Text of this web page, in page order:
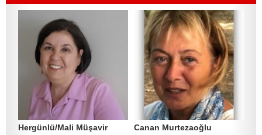
Hergünlü/Mali Müşavir Canan Murtezaoğlu